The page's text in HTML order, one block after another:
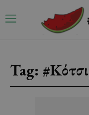
Tag: